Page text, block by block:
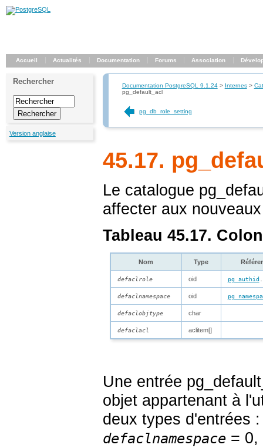
Accueil Actualités Documentation Forums Association
Rechercher
Version anglaise
Documentation PostgreSQL 9.1.24> Internes>
pg_default_acl
pg_db_role_setting
45.17.
Le catalogue
affecter aux
Tableau 45.17.
Nom Type
defaclrole oid pg_authid
defaclnamespace oid
defaclobjtype char
defaclacl aclitem[]
Une entrée
objet appartenant à
deux types d'entrées
defaclnamespace =